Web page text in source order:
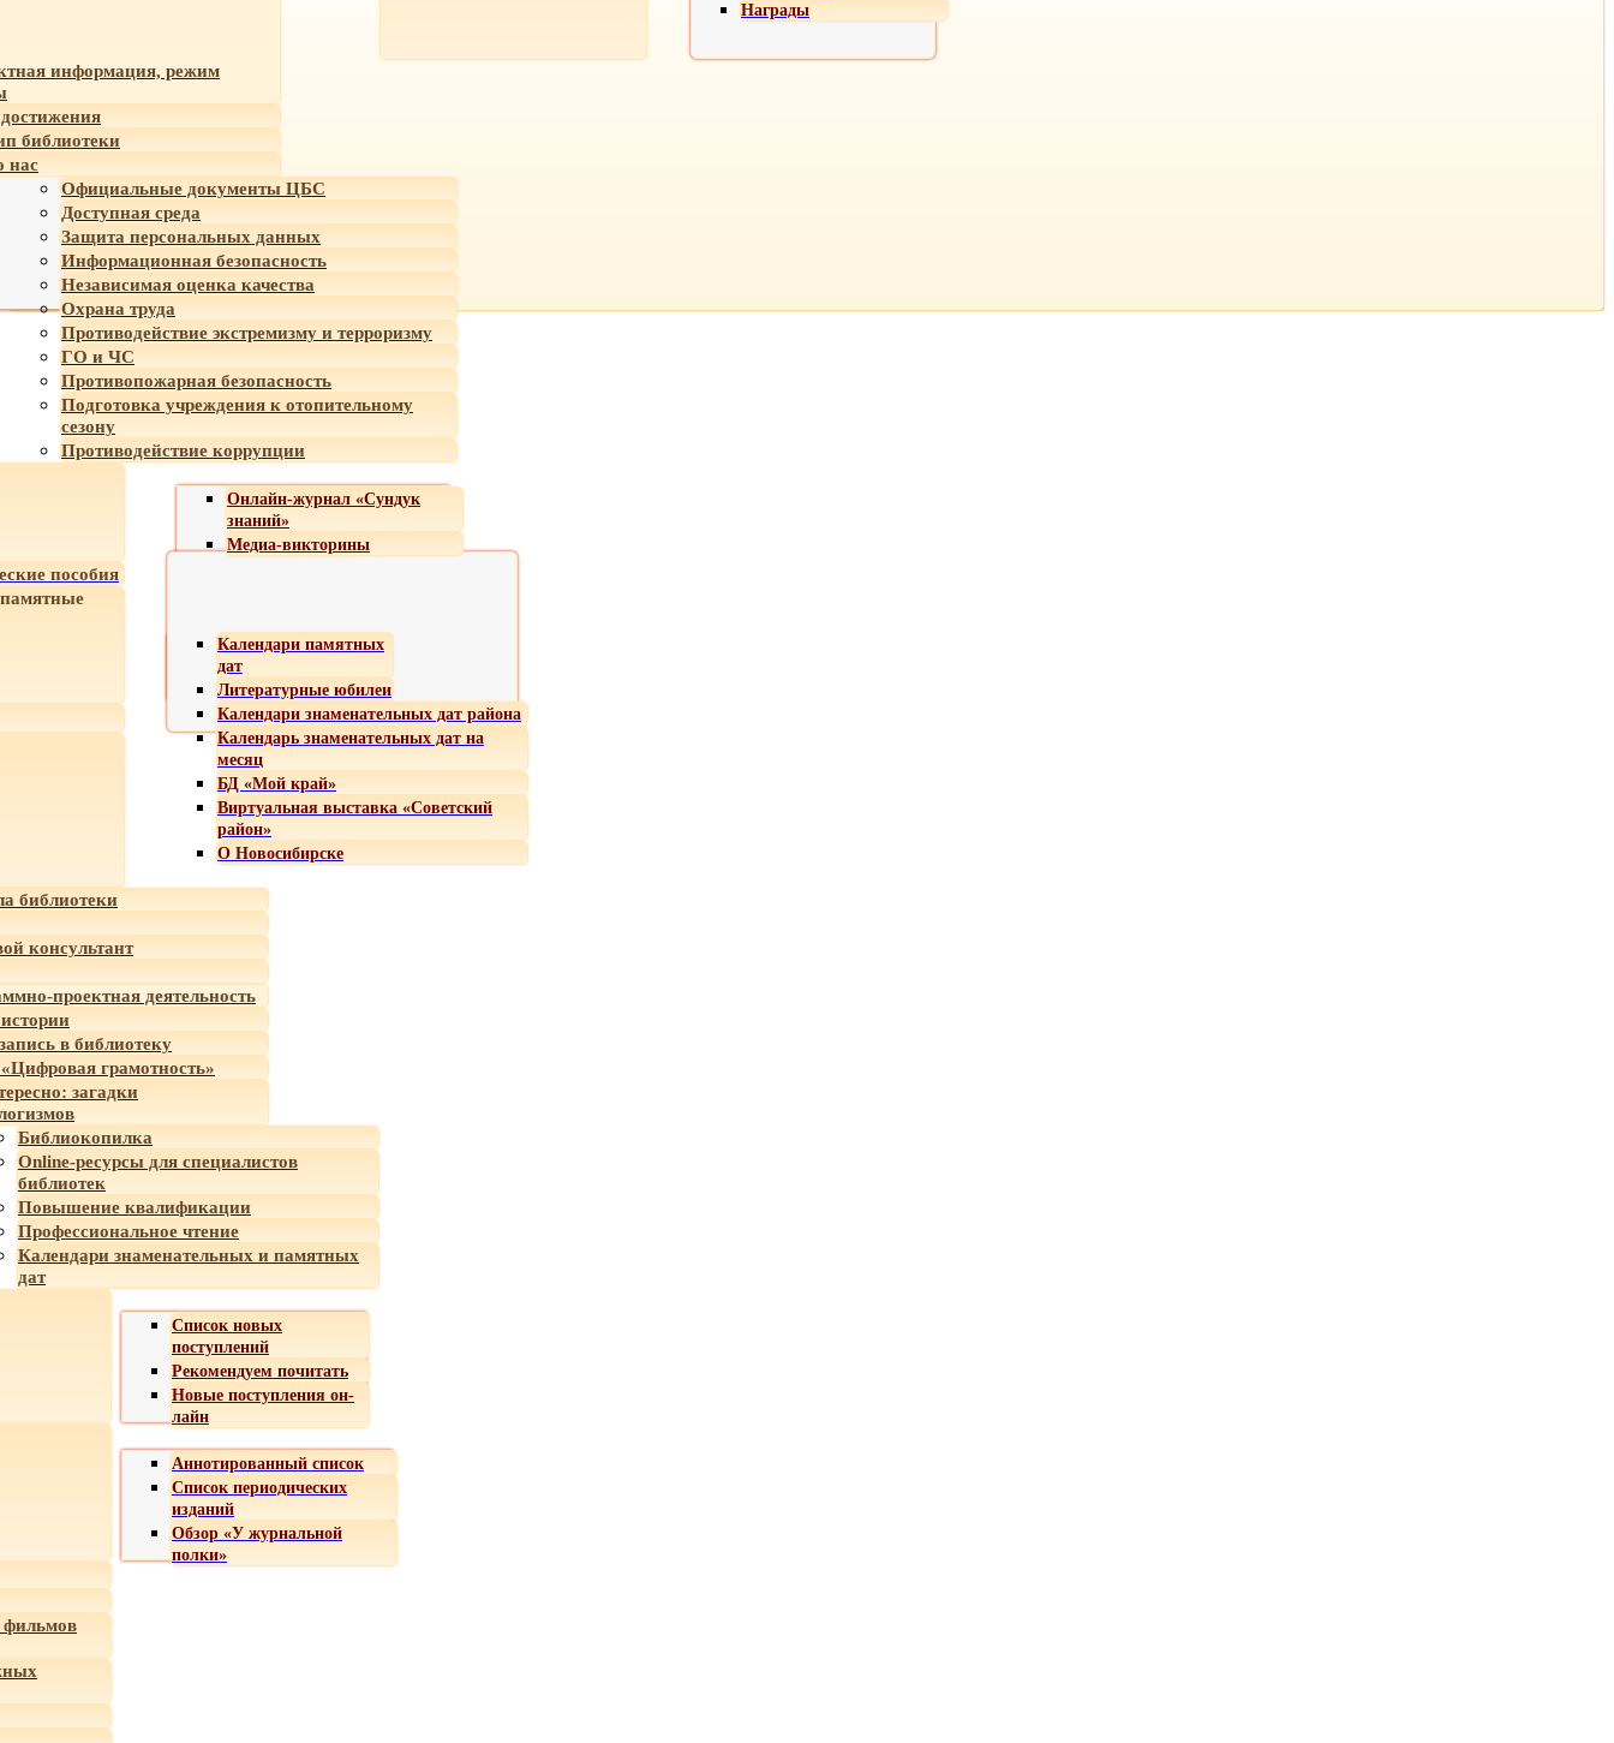
Награды
информация, режим
библиотеки
нас
Официальные документы ЦБС
Доступная среда
Защита персональных данных
Информационная безопасность
Независимая оценка качества
Охрана труда
Противодействие экстремизму и терроризму
ГО и ЧС
Противопожарная безопасность
Подготовка учреждения к отопительному
сезону
Противодействие коррупции
Онлайн-журнал «Сундук
знаний»
Медиа-викторины
пособия
Календари памятных
дат
Литературные юбилеи
Календари знаменательных дат района
Календарь знаменательных дат на
месяц
БД «Мой край»
Виртуальная выставка «Советский
район»
О Новосибирске
библиотеки
консультант
проектная деятельность
в библиотеку
грамотность»
загадки
Библиокопилка
Online-ресурсы для специалистов
библиотек
Повышение квалификации
Профессиональное чтение
Календари знаменательных и памятных
дат
Список новых
поступлений
Рекомендуем почитать
Новые поступления он-
лайн
Аннотированный список
Список периодических
изданий
Обзор «У журнальной
полки»